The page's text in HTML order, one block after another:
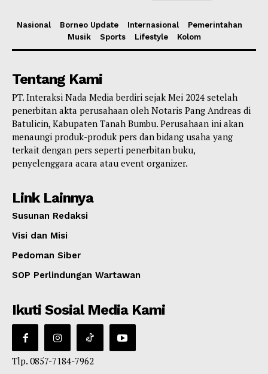
Nasional Borneo Update Internasional
Pemerintahan
Musik
Sports Lifestyle Kolom
Tentang Kami
PT. Interaksi Nada Media berdiri sejak Mei 2024 setelah
penerbitan akta perusahaan oleh Notaris Pang Andreas di
Batulicin, Kabupaten Tanah Bumbu. Perusahaan ini akan
menaungi produk-produk pers dan bidang usaha yang
terkait dengan pers seperti penerbitan buku,
penyelenggara acara atau event organizer.
Link Lainnya
Susunan Redaksi
Visi dan Misi
Pedoman Siber
SOP Perlindungan Wartawan
Ikuti Sosial Media Kami
Tlp. 0857-7184-7962